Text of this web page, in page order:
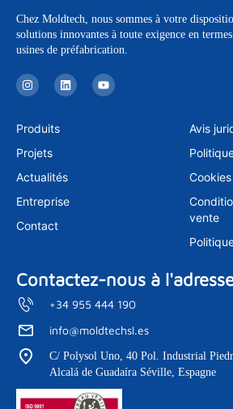
Chez Moldtech, nous sommes à votre
solutions innovantes à toute exigence en
usines de préfabrication.
I
n
s
a
g
a
L
i
n
Y
o
u
Produits
Projets
Actualités
Entreprise
Contact
Avis
Cookies
vente
Contactez-nous à
+34 955 444 190
info@moldtechsl.es
C/ Polysol Uno, 40 Pol. Industrial
Alcalá de Guadaíra Séville, Espagne